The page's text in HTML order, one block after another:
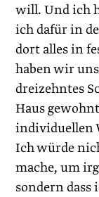
will. Und ich
ich dafür in
dort alles in
haben wir
dreizehntes
Haus
individuellen
Ich würde
mache, um
sondern dass